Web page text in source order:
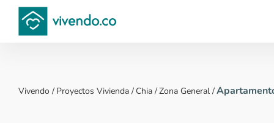
Vivendo / Proyectos Vivienda / Chia /Zona General /